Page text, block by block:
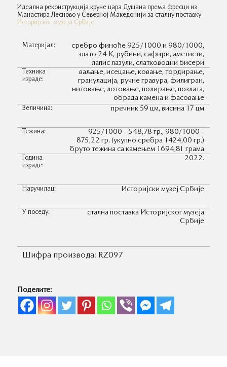
Идеална реконструкција круне цара Душана према фресци из
Манастира Лесново у Северној Македонији за сталну поставку
Историјског музеја Србије
Материјал:
сребро финоће 925/1000 и 980/1000,
злато 24 К, рубини, сафири, аметисти,
лапис лазули, слатководни бисери
Техника
израде:
ваљање, исецање, ковање, тордирање,
гранулација, ручне гравура, филигран,
нитовање, лотовање, полирање, позлата,
обрада камена и фасовање
Величина: пречник 59 цм, висина 17 цм
Тежина:
925/1000 - 548,78 гр., 980/1000 -
875,22 гр. (укупно сребра 1424,00 гр.)
бруто тежина са камењем 1694,81 грама
Година
израде:
2022.
Наручилац: Историјски музеј Србије
У поседу:
стална поставка Историјског музеја
Србије
Шифра производа: RZ097
Поделите: